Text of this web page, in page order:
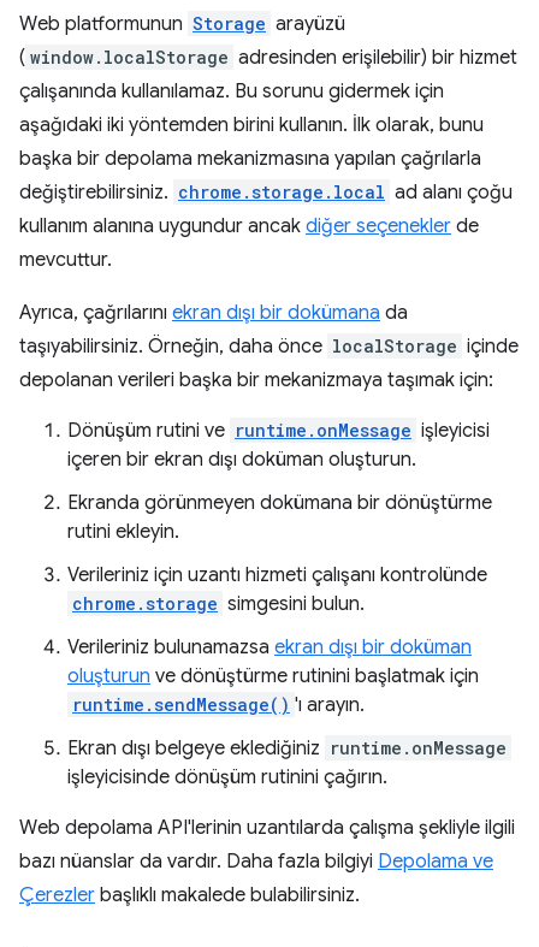
Web platformunun Storage arayüzü
( window.localStorage adresinden erişilebilir) bir hizmet
çalışanında kullanılamaz. Bu sorunu gidermek için
aşağıdaki iki yöntemden birini kullanın. İlk olarak, bunu
başka bir depolama mekanizmasına yapılan çağrılarla
değiştirebilirsiniz. chrome.storage.local ad alanı çoğu
kullanım alanına uygundur ancak diğer seçenekler de
mevcuttur.
Ayrıca, çağrılarını ekran dışı bir dokümana da
taşıyabilirsiniz. Örneğin, daha önce localStorage içinde
depolanan verileri başka bir mekanizmaya taşımak için:
Dönüşüm rutini ve runtime.onMessage işleyicisi
içeren bir ekran dışı doküman oluşturun.
Ekranda görünmeyen dokümana bir dönüştürme
rutini ekleyin.
Verileriniz için uzantı hizmeti çalışanı kontrolünde
chrome.storage simgesini bulun.
Verileriniz bulunamazsa ekran dışı bir doküman
oluşturun ve dönüştürme rutinini başlatmak için
runtime.sendMessage() 'ı arayın.
Ekran dışı belgeye eklediğiniz runtime.onMessage
işleyicisinde dönüşüm rutinini çağırın.
Web depolama API'lerinin uzantılarda çalışma şekliyle ilgili
bazı nüanslar da vardır. Daha fazla bilgiyi Depolama ve
Çerezler başlıklı makalede bulabilirsiniz.